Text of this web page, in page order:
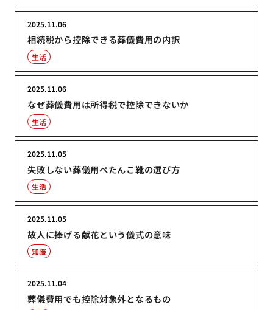
相続税から控除できる葬儀費用の内訳
2025.11.06
生活
なぜ葬儀費用は所得税で控除できないか
2025.11.06
生活
失敗しない葬儀用ぺたんこ靴の選び方
2025.11.05
生活
故人に捧げる献花という儀式の意味
2025.11.05
知識
葬儀費用でも控除対象外となるもの
2025.11.04